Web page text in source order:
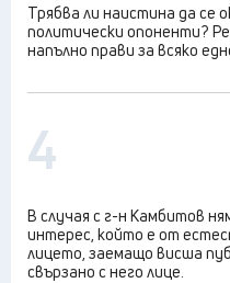
Трябва ли наистина да се
политически опоненти?
напълно прави за всяко
4
В случая с г-н Камбитов
интерес, който е от
лицето, заемащо висша
свързано с него лице.